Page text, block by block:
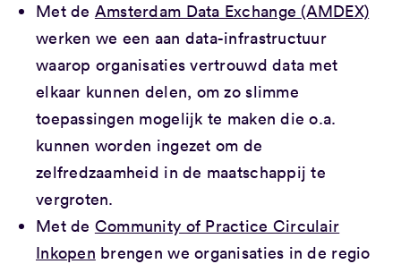
Met de Amsterdam Data Exchange (AMDEX)
werken we een aan data-infrastructuur
waarop organisaties vertrouwd data met
elkaar kunnen delen, om zo slimme
toepassingen mogelijk te maken die o.a.
kunnen worden ingezet om de
zelfredzaamheid in de maatschappij te
vergroten.
Met de Community of Practice Circulair
Inkopen brengen we organisaties in de regio